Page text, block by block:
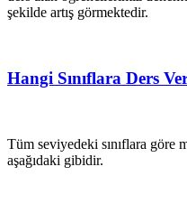
şekilde artış görmektedir.
Hangi Sınıflara Ders
Tüm seviyedeki sınıflara göre
aşağıdaki gibidir.